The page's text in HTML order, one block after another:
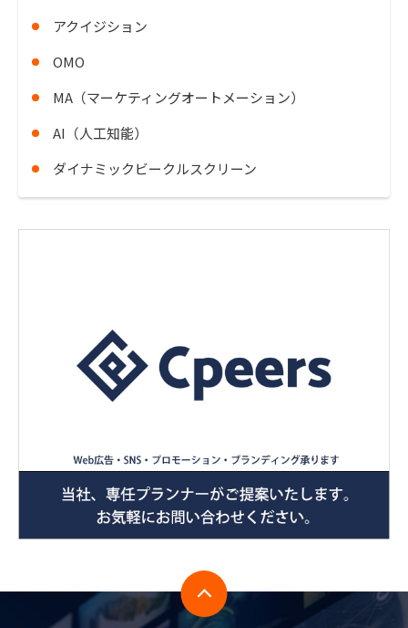
アクイジション
OMO
MA（マーケティングオートメーション）
AI（人工知能）
ダイナミックビークルスクリーン